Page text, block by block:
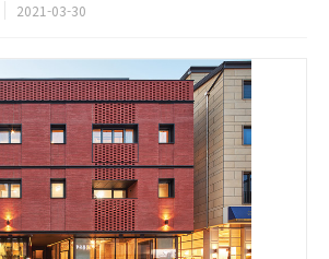
능성과 기회를 얻고 우리의 일상이 행복해지기를
2021-03-30